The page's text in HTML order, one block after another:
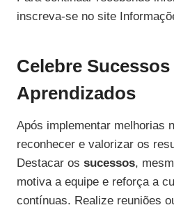
inscreva-se no site
Celebre Sucessos
Aprendizados
Após implementar melhorias
reconhecer e valorizar os
Destacar os sucessos,
motiva a equipe e reforça a
contínuas. Realize reuniões